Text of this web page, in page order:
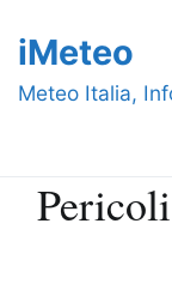
contenuto
iMeteo
Meteo Italia,